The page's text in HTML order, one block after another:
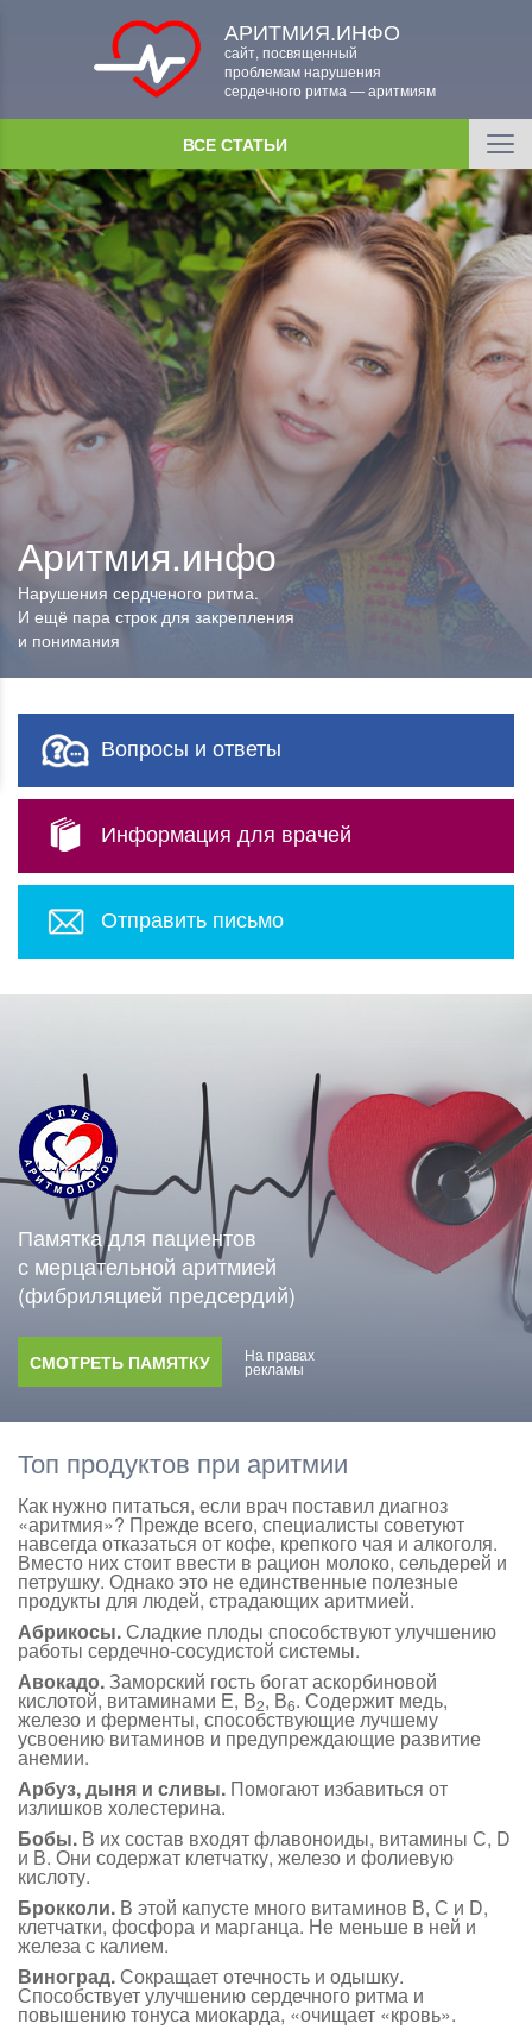
АРИТМИЯ.ИНФО
сайт, посвященный
проблемам нарушения
сердечного ритма — аритмиям
ВСЕ СТАТЬИ
Аритмия.инфо
Нарушения сердченого ритма.
И ещё пара строк для закрепления
и понимания
Аритмия.инфо
Нарушения сердченого ритма.
И ещё пара строк для закрепления
и понимания
Вопросы и ответы
Информация для врачей
Отправить письмо
Памятка для пациентов
с мерцательной аритмией
(фибриляцией предсердий)
СМОТРЕТЬ ПАМЯТКУ На правах
рекламы
Топ продуктов при аритмии
Как нужно питаться, если врач поставил диагноз
«аритмия»? Прежде всего, специалисты советуют
навсегда отказаться от кофе, крепкого чая и алкоголя.
Вместо них стоит ввести в рацион молоко, сельдерей и
петрушку. Однако это не единственные полезные
продукты для людей, страдающих аритмией.
Абрикосы.Сладкие плоды способствуют улучшению
работы сердечно-сосудистой системы.
Авокадо. Заморский гость богат аскорбиновой
кислотой, витаминами Е, В2, В6. Содержит медь,
железо и ферменты, способствующие лучшему
усвоению витаминов и предупреждающие развитие
анемии.
Арбуз, дыня и сливы. Помогают избавиться от
излишков холестерина.
Бобы. В их состав входят флавоноиды, витамины С, D
и В. Они содержат клетчатку, железо и фолиевую
кислоту.
Брокколи. В этой капусте много витаминов В, С и D,
клетчатки, фосфора и марганца. Не меньше в ней и
железа с калием.
Виноград.Сокращает отечность и одышку.
Способствует улучшению сердечного ритма и
повышению тонуса миокарда, «очищает «кровь».